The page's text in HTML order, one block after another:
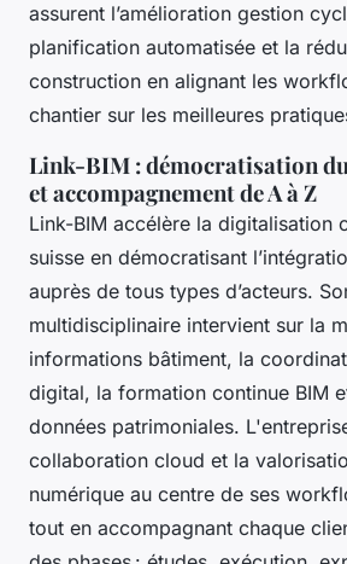
assurent l’amélioration gestion
planification automatisée et la
construction en alignant les
chantier sur les meilleures
Link-BIM : démocratisation
et accompagnement de A à Z
Link-BIM accélère la digitalisation
suisse en démocratisant
auprès de tous types d’acteurs.
multidisciplinaire intervient sur la
informations bâtiment, la
digital, la formation continue BIM
données patrimoniales.
collaboration cloud et la
numérique au centre de ses
tout en accompagnant chaque